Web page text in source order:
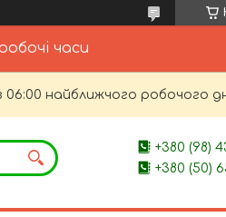
часи
найближчого робочого
+380 (98)
+380 (50)